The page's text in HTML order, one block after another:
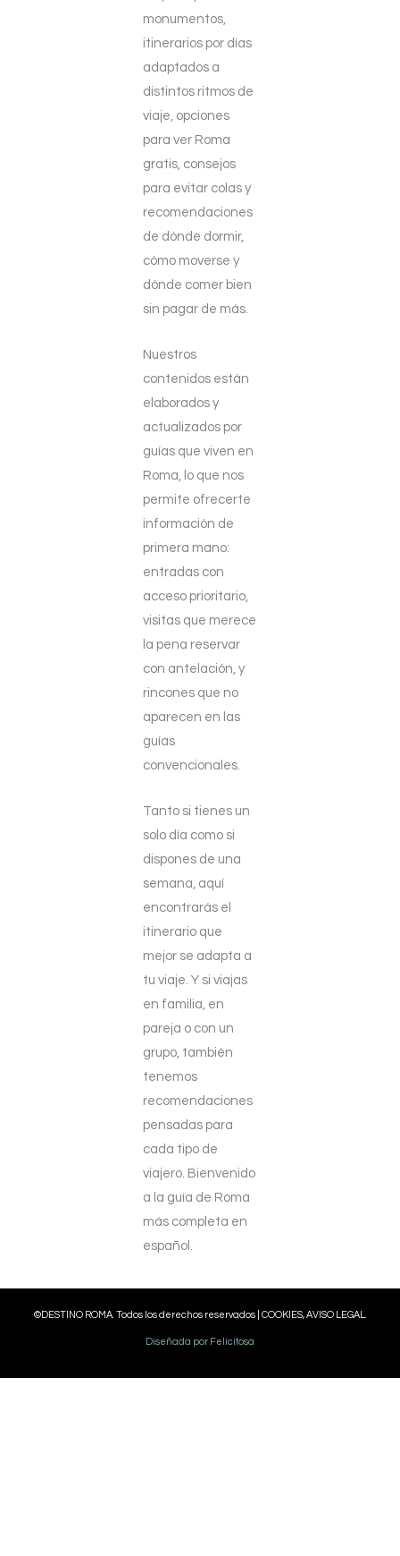
monumentos,
itinerarios por días
adaptados a
distintos ritmos de
viaje, opciones
para ver Roma
gratis, consejos
para evitar colas y
recomendaciones
de dónde dormir,
cómo moverse y
dónde comer bien
sin pagar de más.
Nuestros
contenidos están
elaborados y
actualizados por
guías que viven en
Roma, lo que nos
permite ofrecerte
información de
primera mano:
entradas con
acceso prioritario,
visitas que merece
la pena reservar
con antelación, y
rincones que no
aparecen en las
guías
convencionales.
Tanto si tienes un
solo día como si
dispones de una
semana, aquí
encontrarás el
itinerario que
mejor se adapta a
tu viaje. Y si viajas
en familia, en
pareja o con un
grupo, también
tenemos
recomendaciones
pensadas para
cada tipo de
viajero. Bienvenido
a la guía de Roma
más completa en
español.
©DESTINO ROMA. Todos los derechos reservados | COOKIES, AVISO LEGAL.
Diseñada por Felicitosa